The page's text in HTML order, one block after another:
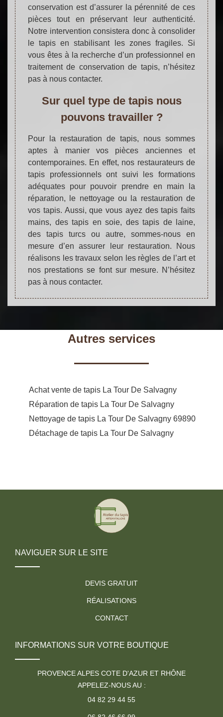
conservation est d’assurer la pérennité de ces
pièces tout en préservant leur authenticité.
Notre intervention consistera donc à consolider
le tapis en stabilisant les zones fragiles. Si
vous êtes à la recherche d’un professionnel en
traitement de conservation de tapis, n’hésitez
pas à nous contacter.
Sur quel type de tapis nous
pouvons travailler ?
Pour la restauration de tapis, nous sommes
aptes à manier vos pièces anciennes et
contemporaines. En effet, nos restaurateurs de
tapis professionnels ont suivi les formations
adéquates pour pouvoir prendre en main la
réparation, le nettoyage ou la restauration de
vos tapis. Aussi, que vous ayez des tapis faits
mains, des tapis en soie, des tapis de laine,
des tapis turcs ou autre, sommes-nous en
mesure d’en assurer leur restauration. Nous
réalisons les travaux selon les règles de l’art et
nos prestations se font sur mesure. N’hésitez
pas à nous contacter.
Autres services
Achat vente de tapis La Tour De Salvagny
Réparation de tapis La Tour De Salvagny
Nettoyage de tapis La Tour De Salvagny 69890
Détachage de tapis La Tour De Salvagny
NAVIGUER SUR LE SITE
DEVIS GRATUIT
RÉALISATIONS
CONTACT
INFORMATIONS SUR VOTRE BOUTIQUE
PROVENCE ALPES COTE D'AZUR ET RHÔNE
APPELEZ-NOUS AU :
04 82 29 44 55